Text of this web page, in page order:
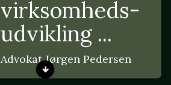
virksomheds-
udvikling ...
Advokat Jørgen Pedersen